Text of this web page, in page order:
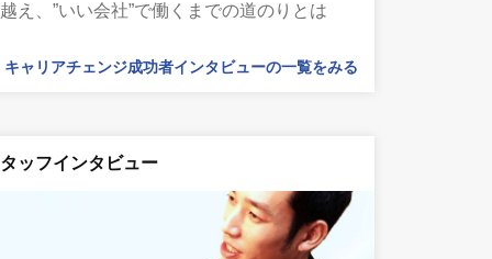
え、”いい会社”で働くまでの道のりとは
キャリアチェンジ成功者インタビューの一覧をみる
ッフインタビュー